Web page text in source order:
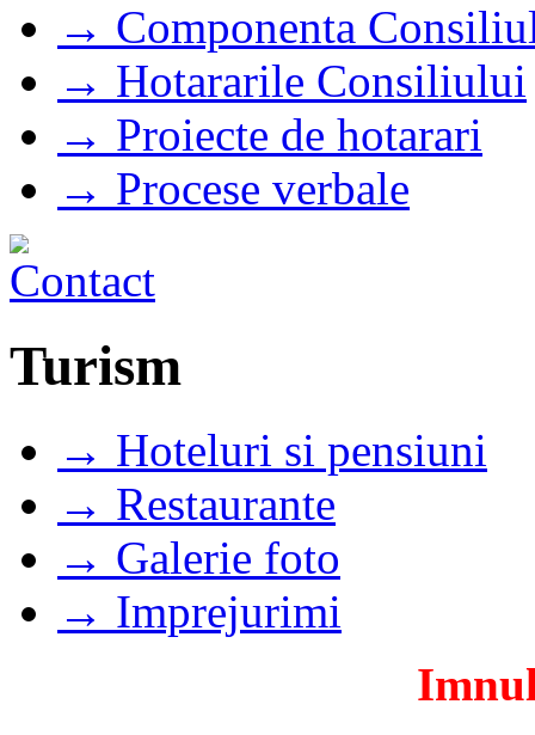
→ Componenta
→ Hotararile Consiliului
→ Proiecte de hotarari
→ Procese verbale
Turism
→ Hoteluri si pensiuni
→ Restaurante
→ Galerie foto
→ Imprejurimi